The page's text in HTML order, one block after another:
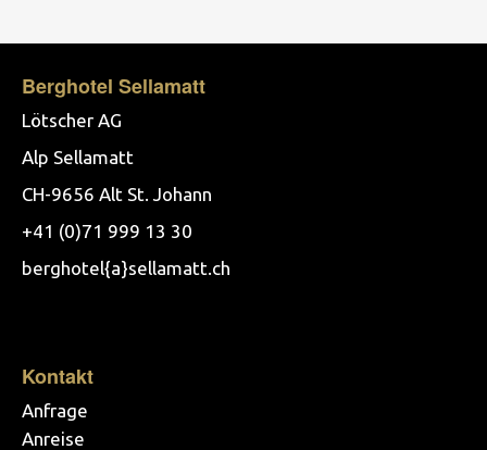
Berghotel Sellamatt
Lötscher AG
Alp Sellamatt
CH-9656 Alt St. Johann
+41 (0)71 999 13 30
berghotel{a}sellamatt.ch
Kontakt
Anfrage
Anreise